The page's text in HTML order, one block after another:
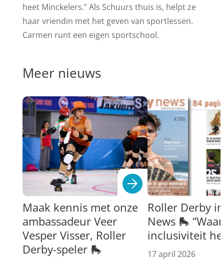
heet Minckelers.” Als Schuurs thuis is, helpt ze
haar vriendin met het geven van sportlessen.
Carmen runt een eigen sportschool.
Meer nieuws
Maak kennis met onze
ambassadeur Veer
Vesper Visser, Roller
Derby-speler 🛼
Roller Derby
News 🛼
inclusiviteit
17 april 2026